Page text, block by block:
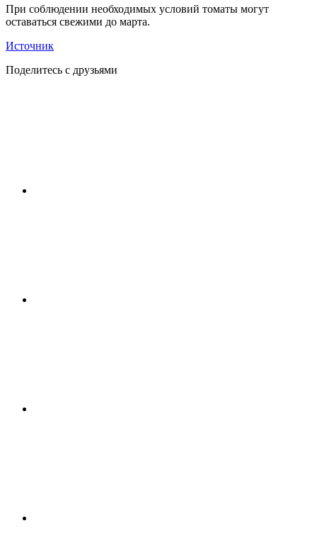
При соблюдении необходимых условий томаты могут
оставаться свежими до марта.
Источник
Поделитесь с друзьями